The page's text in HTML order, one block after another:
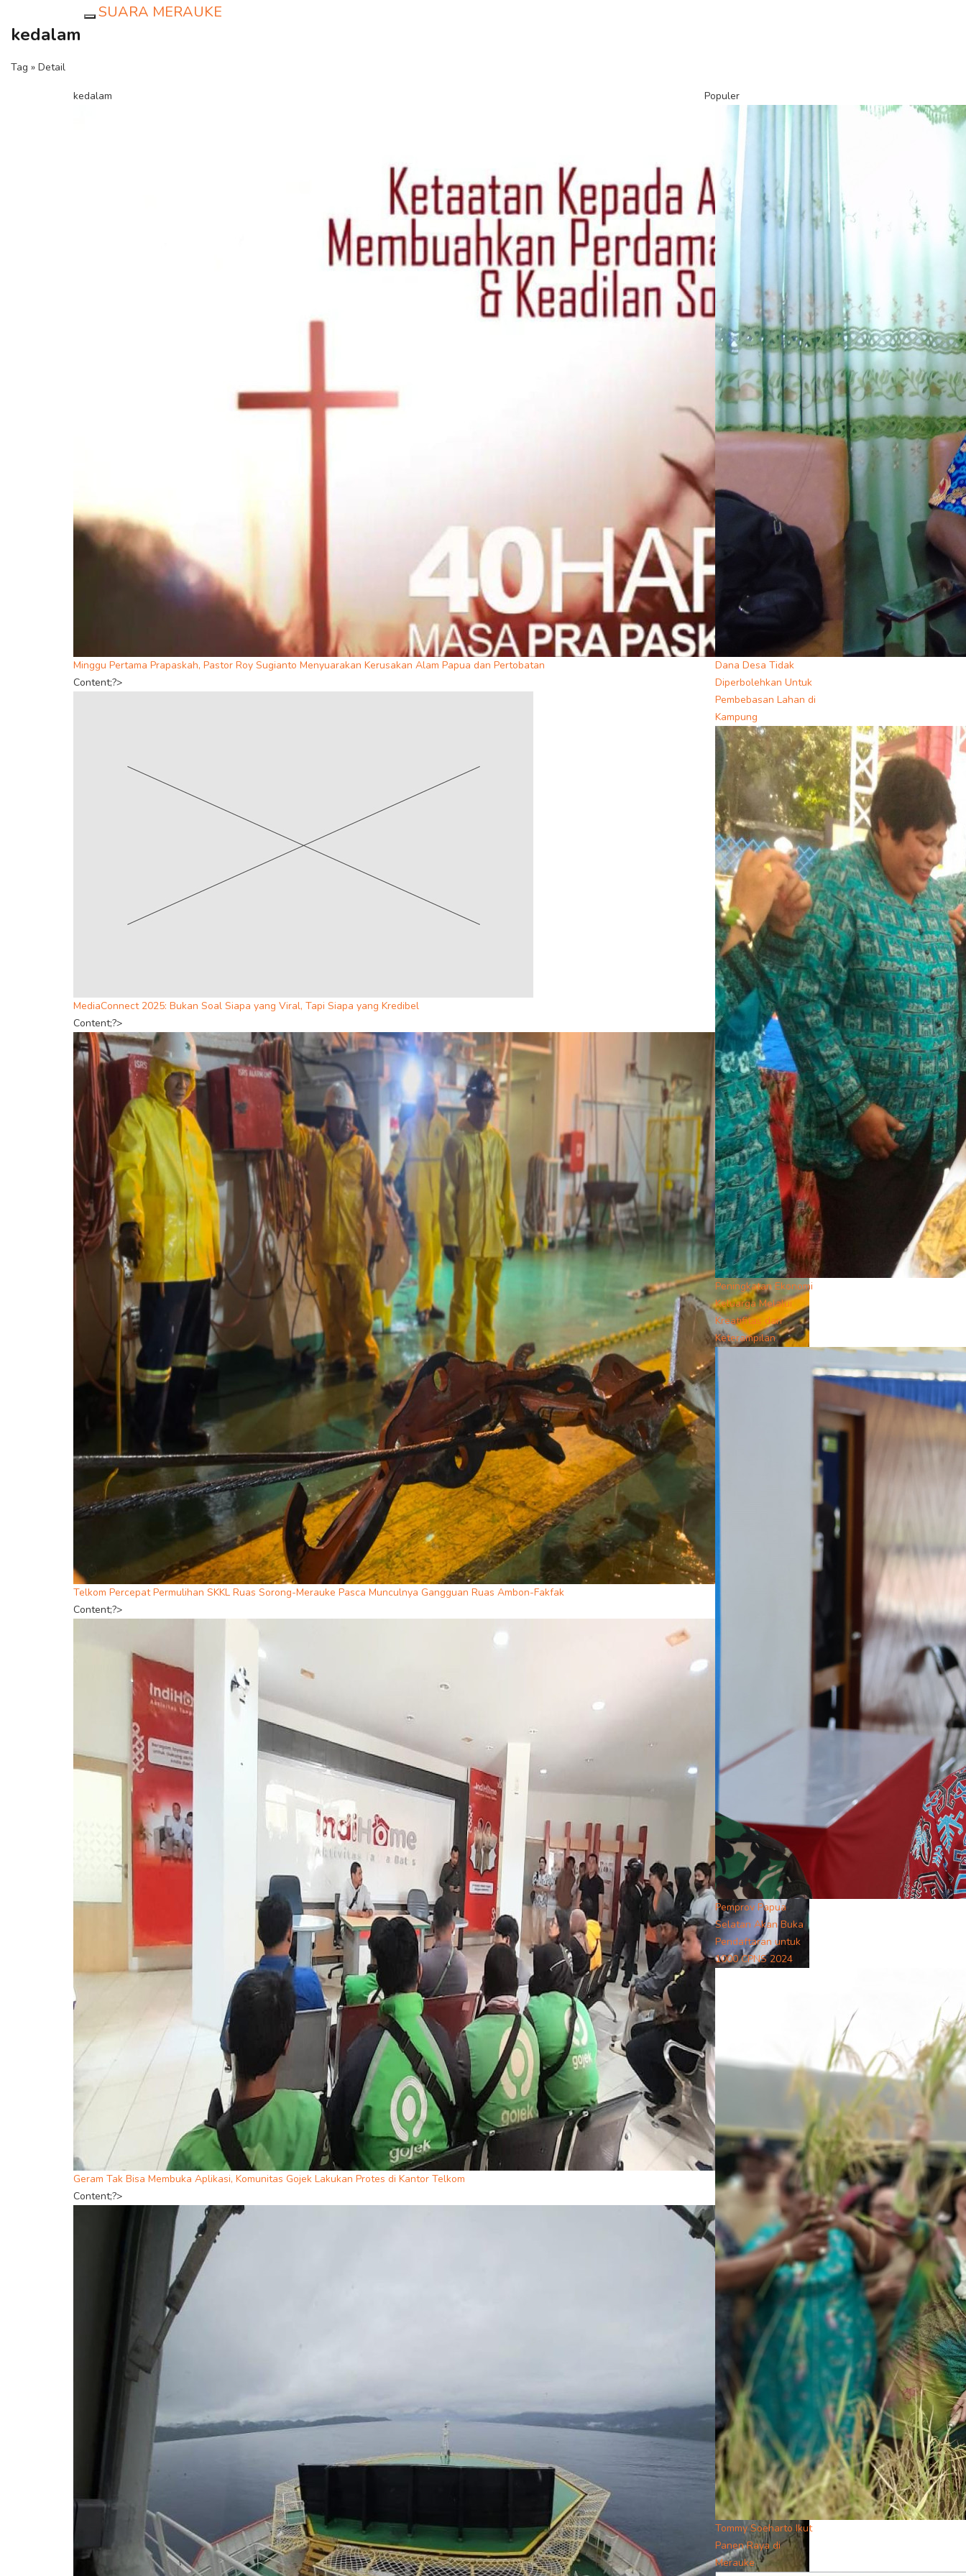
SUARA MERAUKE
kedalam
Tag » Detail
kedalam
Minggu Pertama Prapaskah, Pastor Roy Sugianto Menyuarakan Kerusakan Alam Papua dan Pertobatan
Content;?>
MediaConnect 2025: Bukan Soal Siapa yang Viral, Tapi Siapa yang Kredibel
Content;?>
Telkom Percepat Permulihan SKKL Ruas Sorong-Merauke Pasca Munculnya Gangguan Ruas Ambon-Fakfak
Content;?>
Geram Tak Bisa Membuka Aplikasi, Komunitas Gojek Lakukan Protes di Kantor Telkom
Content;?>
Populer
Dana Desa Tidak
Diperbolehkan Untuk
Pembebasan Lahan di
Kampung
Peningkatan Ekonomi
Keluarga Melalui
Kreatifitas dan
Keterampilan
Pemprov Papua
Selatan Akan Buka
Pendaftaran untuk
1000 CPNS 2024
Tommy Soeharto Ikut
Panen Raya di
Merauke